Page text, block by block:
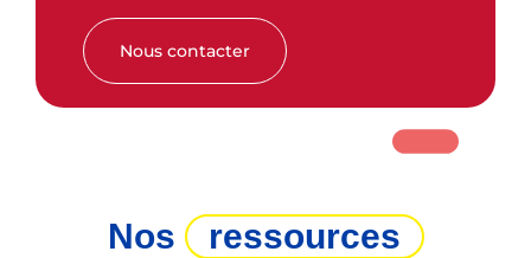
Nous contacter
Nos
ressources